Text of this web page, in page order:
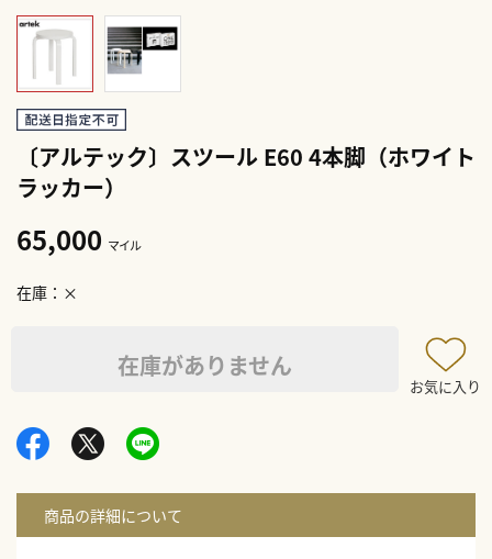
〔アルテック〕スツール E60 4本脚（ホワイト
ラッカー）
65,000 マイル
在庫 ×
在庫がありません
お気に入り